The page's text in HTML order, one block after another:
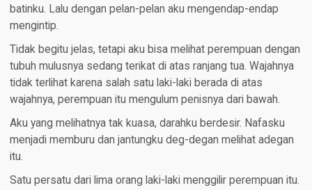
batinku. Lalu dengan pelan-pelan aku mengendap-endap
mengintip.
Tidak begitu jelas, tetapi aku bisa melihat perempuan dengan
tubuh mulusnya sedang terikat di atas ranjang tua. Wajahnya
tidak terlihat karena salah satu laki-laki berada di atas
wajahnya, perempuan itu mengulum penisnya dari bawah.
Aku yang melihatnya tak kuasa, darahku berdesir. Nafasku
menjadi memburu dan jantungku deg-degan melihat adegan
itu.
Satu persatu dari lima orang laki-laki menggilir perempuan itu.